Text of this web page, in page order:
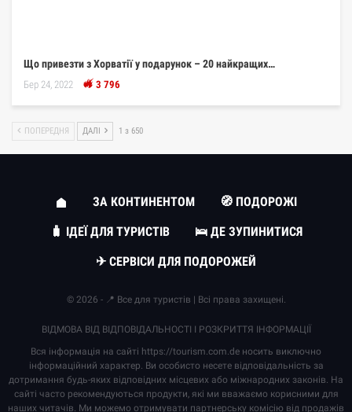
Що привезти з Хорватії у подарунок – 20 найкращих…
Бер 24, 2022 3 796
ПОПЕРЕДНЯ ДАЛІ 1 з 650
ЗА КОНТИНЕНТОМ
🧭 ПОДОРОЖІ
🧳 ІДЕЇ ДЛЯ ТУРИСТІВ
🛌 ДЕ ЗУПИНИТИСЯ
✈ СЕРВІСИ ДЛЯ ПОДОРОЖЕЙ
© 2026 - 📍 Все для туристів | Всі права захищені.
ВІДМОВА ВІД ВІДПОВІДАЛЬНОСТІ І РОЗКРИТТЯ ІНФОРМАЦІЇ
Вся інформація на сайті https://tourism.com.de носить виключно
інформаційний характер. Ви особисто несете відповідальність за
дотримання будь-яких відповідних місцевих або міжнародних законів. На
сайті часто рекомендуються продукти, які ми вважаємо корисними для
наших читачів. Ми можемо отримувати партнерську комісію від продажів